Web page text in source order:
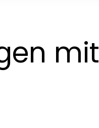
mit